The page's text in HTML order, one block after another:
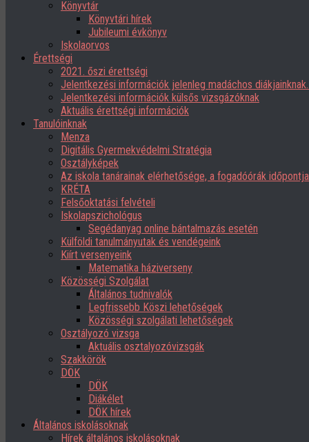
Könyvtár
Könyvtári hírek
Jubileumi évkönyv
Iskolaorvos
Érettségi
2021. őszi érettségi
Jelentkezési információk jelenleg madáchos
Jelentkezési információk külsős vizsgázóknak
Aktuális érettségi információk
Tanulóinknak
Menza
Digitális Gyermekvédelmi Stratégia
Osztályképek
Az iskola tanárainak elérhetősége, a fogadóórák
KRÉTA
Felsőoktatási felvételi
Iskolapszichológus
Segédanyag online bántalmazás esetén
Külföldi tanulmányutak és vendégeink
Kiírt versenyeink
Matematika háziverseny
Közösségi Szolgálat
Általános tudnivalók
Legfrissebb Köszi lehetőségek
Közösségi szolgálati lehetőségek
Osztályozó vizsga
Aktuális osztalyozóvizsgák
Szakkörök
DÖK
DÖK
Diákélet
DÖK hírek
Általános iskolásoknak
Hírek általános iskolásoknak